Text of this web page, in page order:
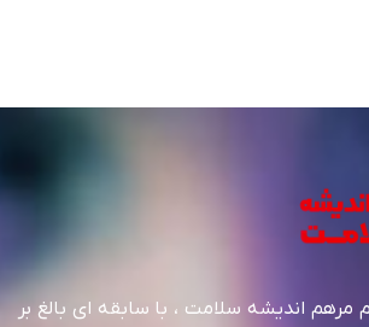
مرهم اندیشه سلامت ، با سابقه ای بالغ بر